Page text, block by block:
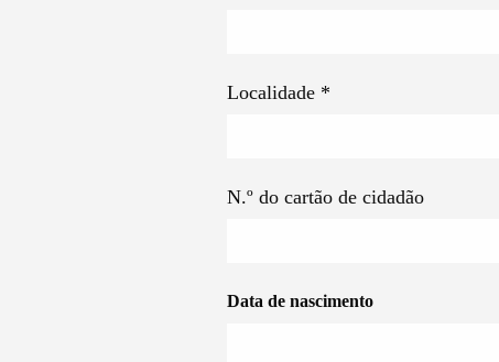
Localidade *
N.º do cartão de cidadão
Data de nascimento